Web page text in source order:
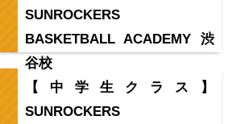
SUNROCKERS
BASKETBALL ACADEMY 渋
谷校
【中学生クラス】
SUNROCKERS